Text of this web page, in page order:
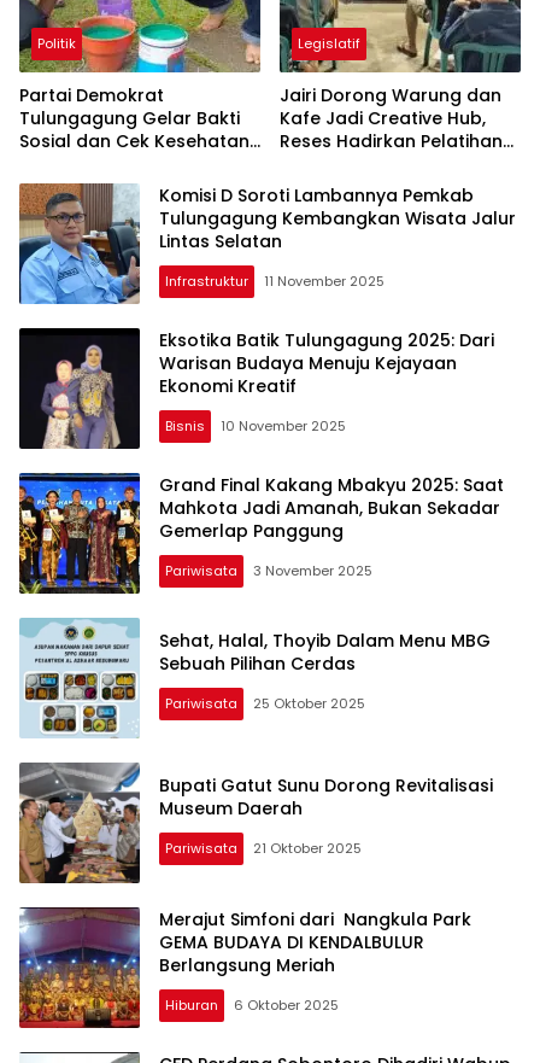
Politik
Partai Demokrat
Tulungagung Gelar Bakti
Sosial dan Cek Kesehatan
Legislatif
Jairi Dorong Warung dan
Kafe Jadi Creative Hub,
Reses Hadirkan Pelatihan
Komisi D Soroti Lambannya Pemkab
Tulungagung Kembangkan Wisata Jalur
Lintas Selatan
Infrastruktur 11 November 2025
Eksotika Batik Tulungagung 2025: Dari
Warisan Budaya Menuju Kejayaan
Ekonomi Kreatif
Bisnis 10 November 2025
Grand Final Kakang Mbakyu 2025: Saat
Mahkota Jadi Amanah, Bukan Sekadar
Gemerlap Panggung
Pariwisata 3 November 2025
Sehat, Halal, Thoyib Dalam Menu MBG
Sebuah Pilihan Cerdas
Pariwisata 25 Oktober 2025
Bupati Gatut Sunu Dorong Revitalisasi
Museum Daerah
Pariwisata 21 Oktober 2025
Merajut Simfoni dari Nangkula Park
GEMA BUDAYA DI KENDALBULUR
Berlangsung Meriah
Hiburan 6 Oktober 2025